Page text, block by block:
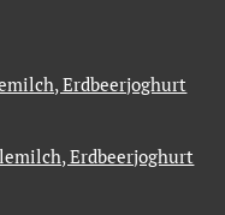
Erdbeerjoghurt
Erdbeerjoghurt